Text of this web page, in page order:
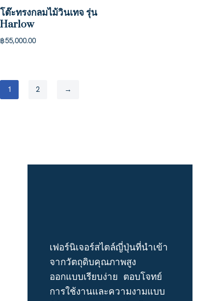
โต๊ะทรงกลมไม้วินเทจ รุ่น
Harlow
฿55,000.00
1 2 →
เฟอร์นิเจอร์สไตล์ญี่ปุ่นที่นำเข้า
จากวัตถุดิบคุณภาพสูง
ออกแบบเรียบง่าย ตอบโจทย์
การใช้งานและความงามแบบ